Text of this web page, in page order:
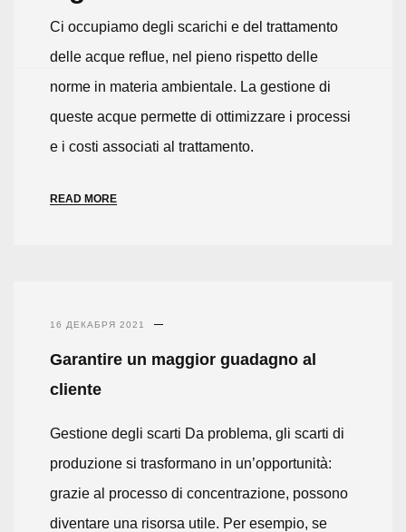
Ci occupiamo degli scarichi e del trattamento
delle acque reflue, nel pieno rispetto delle
norme in materia ambientale. La gestione di
queste acque permette di ottimizzare i processi
e i costi associati al trattamento.
READ MORE
16 ДЕКАБРЯ 2021
Garantire un maggior guadagno al
cliente
Gestione degli scarti Da problema, gli scarti di
produzione si trasformano in un’opportunità:
grazie al processo di concentrazione, possono
diventare una risorsa utile. Per esempio, se